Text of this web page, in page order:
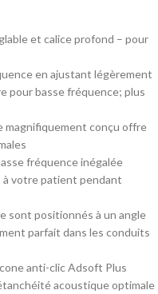
et calice profond – pour
en ajustant légèrement
pour basse fréquence; plus
magnifiquement conçu offre
fréquence inégalée
votre patient pendant
sont positionnés à un angle
parfait dans les conduits
anti-clic Adsoft Plus
acoustique optimale